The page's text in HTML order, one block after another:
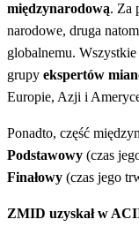
międzynarodową. Za
narodowe, druga
globalnemu.
grupy ekspertów
Europie, Azji i
Ponadto, część
Podstawowy (czas
Finałowy (czas jego
ZMID uzyskał w